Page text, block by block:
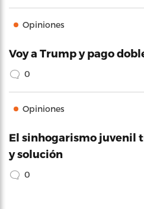
Opiniones
Voy a Trump y pago
0
Opiniones
El sinhogarismo juvenil
y solución
0